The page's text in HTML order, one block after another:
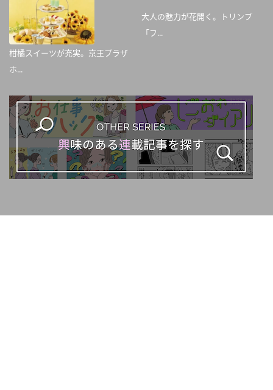
柑橘スイーツが充実。京王プラザ
ホ...
大人の魅力が花開く。トリンプ
「フ...